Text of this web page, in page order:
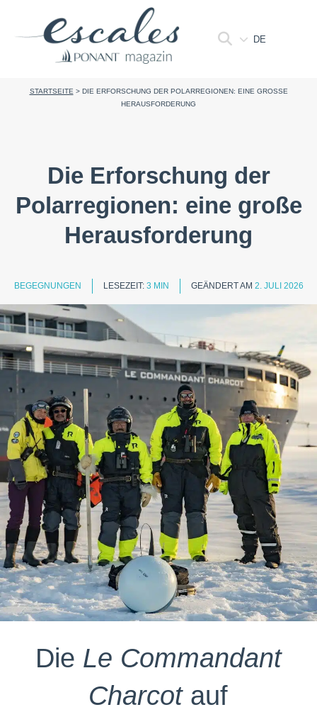
DE
STARTSEITE > DIE ERFORSCHUNG DER POLARREGIONEN: EINE GROSSE H
ERAUSFORDERUNG
Die Erforschung der
Polarregionen: eine große
Herausforderung
BEGEGNUNGEN LESEZEIT: 3 MIN GEÄNDERT AM 2. JULI 2026
Die Le Commandant
Charcotauf